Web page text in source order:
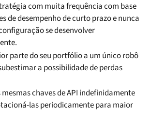
com muita frequência com base
de desempenho de curto prazo e nunca
se desenvolver
parte do seu portfólio a um único robô
a possibilidade de perdas
chaves de API indefinidamente
las periodicamente para maior